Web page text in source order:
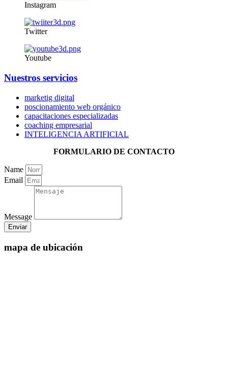
Instagram
Twitter
Youtube
Nuestros servicios
marketig digital
poscionamiento web orgánico
capacitaciones especializadas
coaching empresarial
INTELIGENCIA ARTIFICIAL
FORMULARIO DE CONTACTO
Name
Email
Message
Enviar
mapa de ubicación